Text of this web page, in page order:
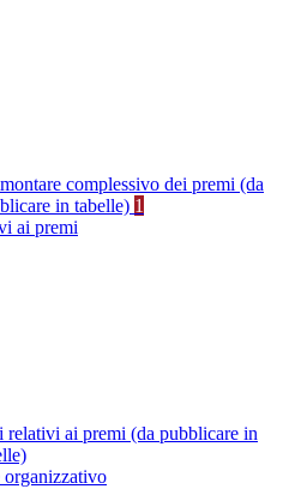
complessivo dei premi (da
in tabelle) 1
ai premi
relativi ai premi (da pubblicare in
organizzativo